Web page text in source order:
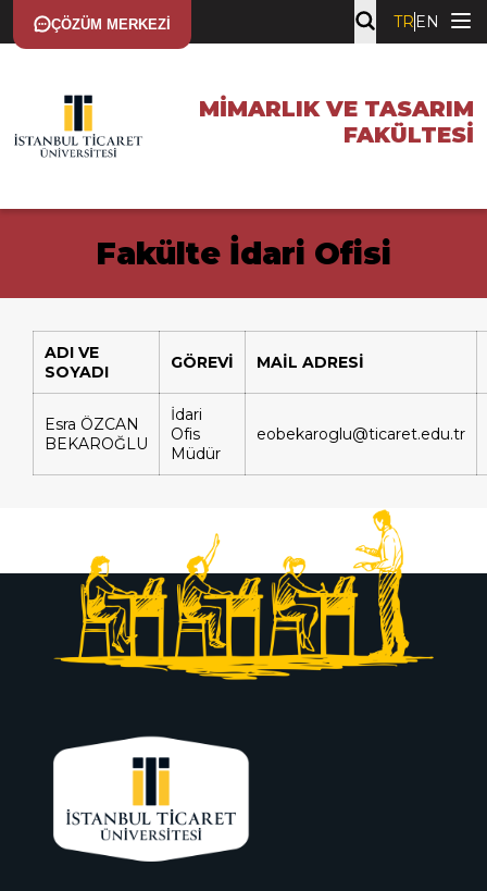
ÇÖZÜM MERKEZI TR EN
MIMARLIK VE TASARIM
FAKÜLTESI
Fakülte İdari Ofisi
ADI VE
SOYADI
GÖREVİ MAİL ADRESİ
Esra ÖZCAN
BEKAROĞLU
İdari
Ofis
Müdür
eobekaroglu@ticaret.edu.tr